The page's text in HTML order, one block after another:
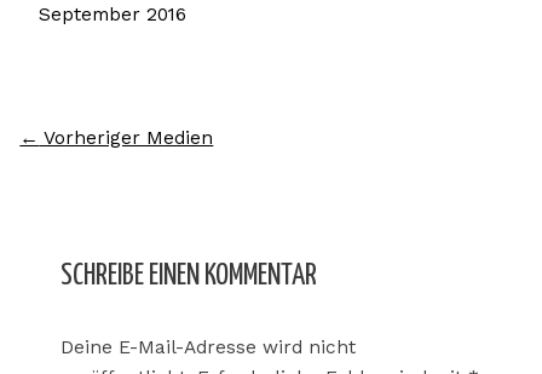
September 2016
← Vorheriger Medien
SCHREIBE EINEN KOMMENTAR
Deine E-Mail-Adresse wird nicht